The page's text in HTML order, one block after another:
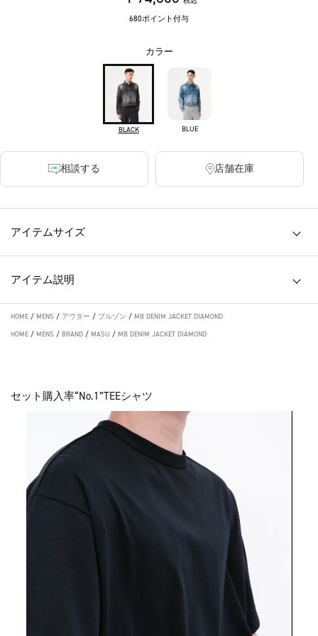
680ポイント付与
カラー
BLACK BLUE
相談する 店舗在庫
アイテムサイズ
アイテム説明
HOME / MENS / アウター / ブルゾン / MB DENIM JACKET DIAMOND
HOME / MENS / BRAND / MASU / MB DENIM JACKET DIAMOND
セット購入率“No.1”TEEシャツ